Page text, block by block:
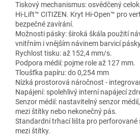
Tiskový mechanismus: osvědčený
Hi-Lift™ CITIZEN. Kryt Hi-Open™ pro
bezpečné zavírání.
Možnosti pásky: široká škála použití
vnitřním i vnějším návinem barvicí
Rychlost tisku: až 152,4 mm/s.
Podpora médií: pojme role až 127 mm.
Tloušťka papíru: do 0,254 mm
Nízká prostorová náročnost -
Napájení: spolehlivý interní napájecí
Senzor médií: nastavitelný senzor
mezi štítky nebo nekonečný pás.
Standardní trhací lišta pro perforované
mezi štítky.